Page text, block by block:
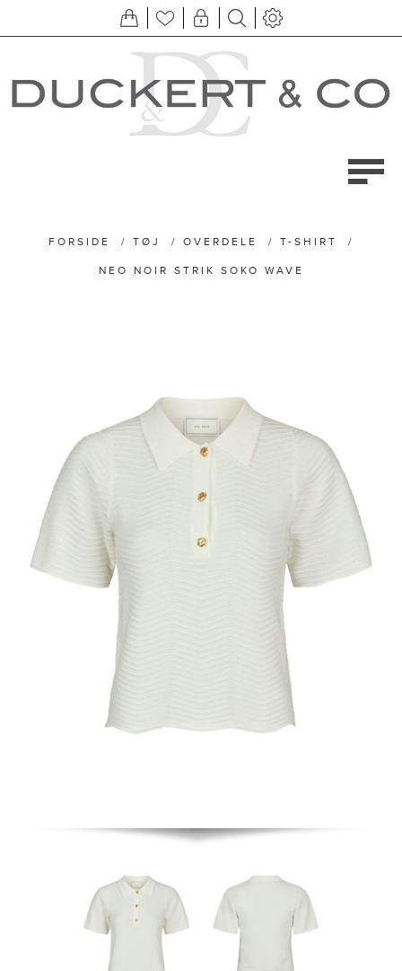
FORSIDE / TØJ / OVERDELE / T-SHIRT /
NEO NOIR STRIK SOKO WAVE